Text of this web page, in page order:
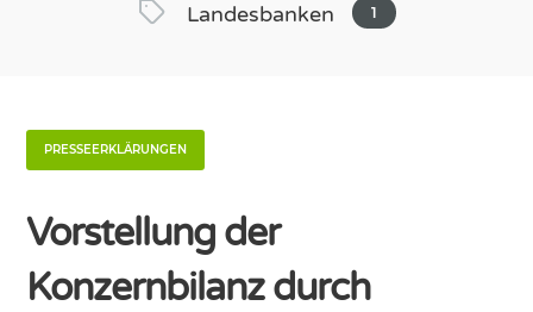
Landesbanken 1
PRESSEERKLÄRUNGEN
Vorstellung der
Konzernbilanz durch